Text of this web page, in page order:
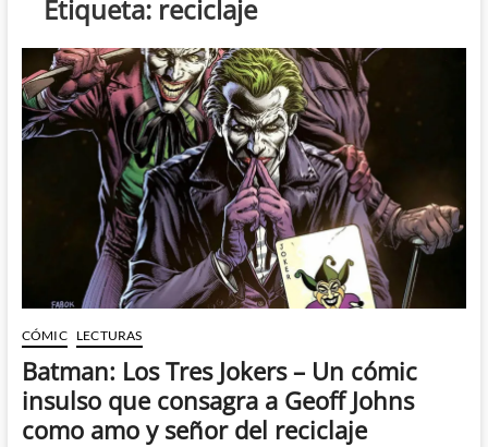
Etiqueta: reciclaje
CÓMIC LECTURAS
Batman: Los Tres Jokers – Un cómic
insulso que consagra a Geoff Johns
como amo y señor del reciclaje